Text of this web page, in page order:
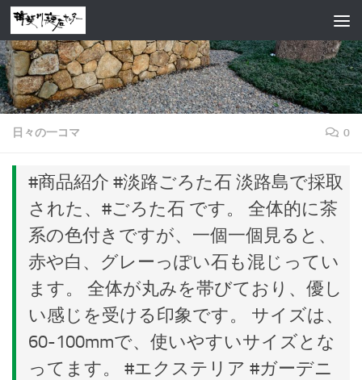
コンテンツへスキップ
日々の一コマ 0
#商品紹介 #淡路ごろた石 淡路島で採取
された、#ごろた石 です。 全体的に茶
系の色付きですが、一個一個見ると、
赤や白、グレーっぽい石も混じってい
ます。 全体が丸みを帯びており、優し
い感じを受ける印象です。 サイズは、
60-100mmで、使いやすいサイズとな
ってます。 #エクステリア #ガーデニ